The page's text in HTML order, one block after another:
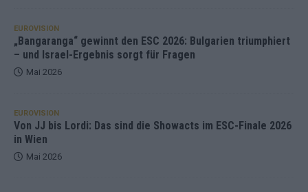
EUROVISION
„Bangaranga“ gewinnt den ESC 2026: Bulgarien triumphiert
– und Israel-Ergebnis sorgt für Fragen
Mai 2026
EUROVISION
Von JJ bis Lordi: Das sind die Showacts im ESC-Finale 2026
in Wien
Mai 2026